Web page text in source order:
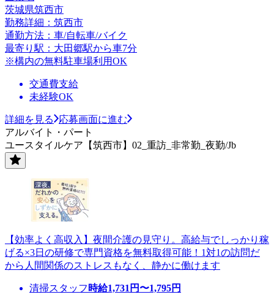
茨城県筑西市
勤務詳細：筑西市
通勤方法：車/自転車/バイク
最寄り駅：大田郷駅から車7分
※構内の無料駐車場利用OK
交通費支給
未経験OK
詳細を見る
応募画面に進む
アルバイト・パート
ユースタイルケア【筑西市】02_重訪_非常勤_夜勤/Jb
【効率よく高収入】夜間介護の見守り。高給与でしっかり稼
げる×3日の研修で専門資格を無料取得可能！1対1の訪問だ
から人間関係のストレスもなく、静かに働けます
清掃スタッフ 時給1,731 円〜1,795円